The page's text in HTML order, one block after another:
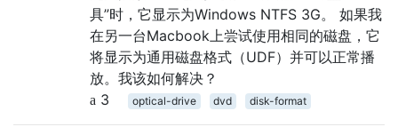
具”时，它显示为Windows NTFS 3G。 如果我
在另一台Macbook上尝试使用相同的磁盘，它
将显示为通用磁盘格式（UDF）并可以正常播
放。我该如何解决？
3
optical-drive dvd disk-format